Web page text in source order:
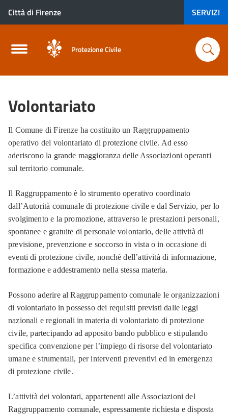
Città di Firenze SERVIZI
Protezione Civile
Volontariato
Il Comune di Firenze ha costituito un Raggruppamento
operativo del volontariato di protezione civile. Ad esso
aderiscono la grande maggioranza delle Associazioni operanti
sul territorio comunale.
Il Raggruppamento è lo strumento operativo coordinato
dall’Autorità comunale di protezione civile e dal Servizio, per lo
svolgimento e la promozione, attraverso le prestazioni personali,
spontanee e gratuite di personale volontario, delle attività di
previsione, prevenzione e soccorso in vista o in occasione di
eventi di protezione civile, nonché dell’attività di informazione,
formazione e addestramento nella stessa materia.
Possono aderire al Raggruppamento comunale le organizzazioni
di volontariato in possesso dei requisiti previsti dalle leggi
nazionali e regionali in materia di volontariato di protezione
civile, partecipando ad apposito bando pubblico e stipulando
specifica convenzione per l’impiego di risorse del volontariato
umane e strumentali, per interventi preventivi ed in emergenza
di protezione civile.
L’attività dei volontari, appartenenti alle Associazioni del
Raggruppamento comunale, espressamente richiesta e disposta